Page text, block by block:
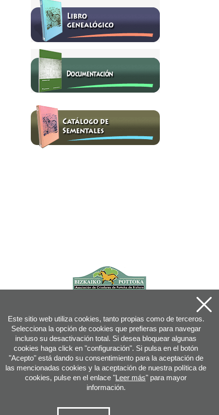
info@pottoka.info
Este sitio web utiliza cookies, tanto propias como de terceros.
Selecciona la opción de cookies que prefieras para navegar
incluso su desactivación total. Si desea bloquear algunas
cookies haga click en "configuración". Si pulsa en el botón
"Acepto" está dando su consentimiento para la aceptación de
las mencionadas cookies y la aceptación de nuestra política de
cookies, pulse en el enlace "Leer más" para mayor
información.